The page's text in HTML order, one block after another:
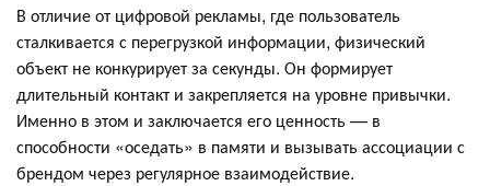
В отличие от цифровой рекламы, где пользователь
сталкивается с перегрузкой информации, физический
объект не конкурирует за секунды. Он формирует
длительный контакт и закрепляется на уровне привычки.
Именно в этом и заключается его ценность — в
способности «оседать» в памяти и вызывать ассоциации с
брендом через регулярное взаимодействие.